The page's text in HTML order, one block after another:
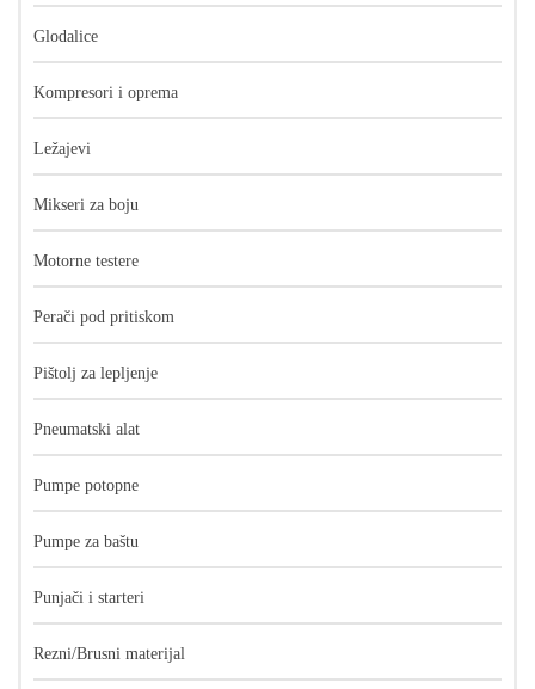
Glodalice
Kompresori i oprema
Ležajevi
Mikseri za boju
Motorne testere
Perači pod pritiskom
Pištolj za lepljenje
Pneumatski alat
Pumpe potopne
Pumpe za baštu
Punjači i starteri
Rezni/Brusni materijal